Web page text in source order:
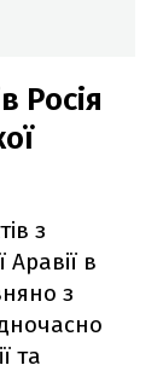
Росія
з
Аравії в
з
та